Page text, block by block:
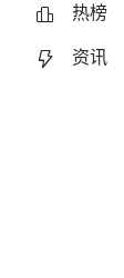
热榜
资讯